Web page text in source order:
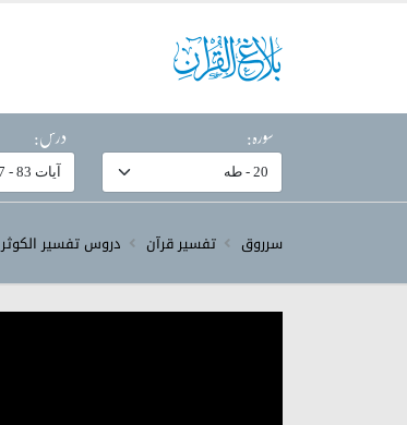
سورہ:
درس:
سرروق تفسیر قرآن دروس تفسیر الکوثر